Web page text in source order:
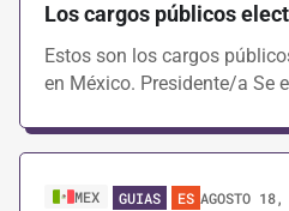
Los cargos públicos
Estos son los cargos
en México. Presidente/a Se
MEX GUIAS ES AGOSTO